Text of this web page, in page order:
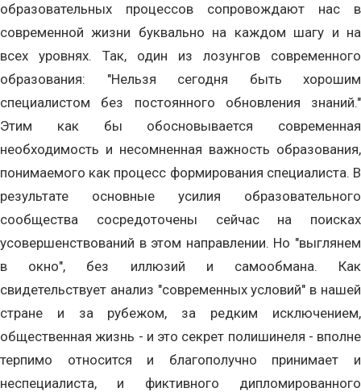
образовательных процессов сопровождают нас в
современной жизни буквально на каждом шагу и на
всех уровнях. Так, один из лозунгов современного
образования: "Нельзя сегодня быть хорошим
специалистом без постоянного обновления знаний."
Этим как бы обосновывается современная
необходимость и несомненная важность образования,
понимаемого как процесс формирования специалиста. В
результате основные усилия образовательного
сообщества сосредоточены сейчас на поисках
усовершенствований в этом направлении. Но "выглянем
в окно", без иллюзий и самообмана. Как
свидетельствует анализ "современных условий" в нашей
стране и за рубежом, за редким исключением,
общественная жизнь - и это секрет полишинеля - вполне
терпимо относится и благополучно принимает и
неспециалиста, и фиктивного дипломированного